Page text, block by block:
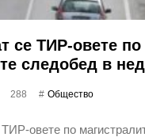
се ТИР-овете по
следобед в
288 Общество
овете по